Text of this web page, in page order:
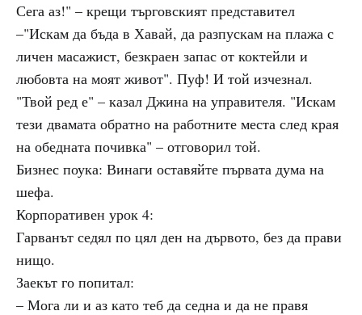
Сега аз!" – крещи търговският представител
–"Искам да бъда в Хавай, да разпускам на плажа с
личен масажист, безкраен запас от коктейли и
любовта на моят живот". Пуф! И той изчезнал.
"Твой ред е" – казал Джина на управителя. "Искам
тези двамата обратно на работните места след края
на обедната почивка" – отговорил той.
Бизнес поука: Винаги оставяйте първата дума на
шефа.
Корпоративен урок 4:
Гарванът седял по цял ден на дървото, без да прави
нищо.
Заекът го попитал:
– Мога ли и аз като теб да седна и да не правя